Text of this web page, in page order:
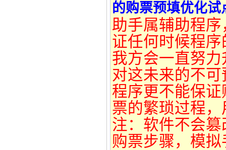
的购票预填优化
助手属辅助程
证任何时候程
我方会一直努
对这未来的不
程序更不能保
票的繁琐过程
注：软件不会
购票步骤，模